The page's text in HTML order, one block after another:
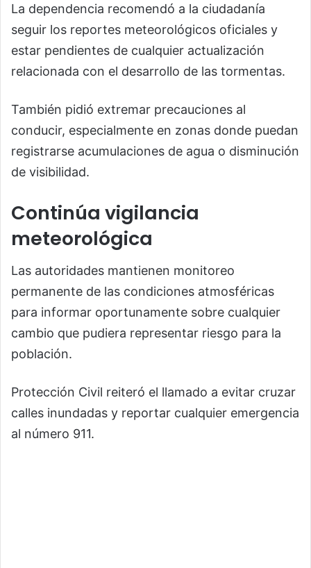
La dependencia recomendó a la ciudadanía
seguir los reportes meteorológicos oficiales y
estar pendientes de cualquier actualización
relacionada con el desarrollo de las tormentas.
También pidió extremar precauciones al
conducir, especialmente en zonas donde puedan
registrarse acumulaciones de agua o disminución
de visibilidad.
Continúa vigilancia
meteorológica
Las autoridades mantienen monitoreo
permanente de las condiciones atmosféricas
para informar oportunamente sobre cualquier
cambio que pudiera representar riesgo para la
población.
Protección Civil reiteró el llamado a evitar cruzar
calles inundadas y reportar cualquier emergencia
al número 911.